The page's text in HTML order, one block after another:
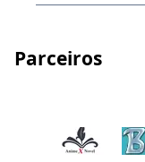
Parceiros